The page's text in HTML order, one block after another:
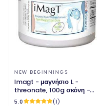
NEW BEGINNINGS
Imagt - μαγνήσιο L -
threonate, 100g σκόνη -
νέες αρχές
5.0
(1)